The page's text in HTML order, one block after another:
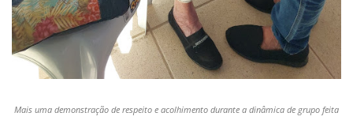
Mais uma demonstração de respeito e acolhimento durante a dinâmica de grupo feita